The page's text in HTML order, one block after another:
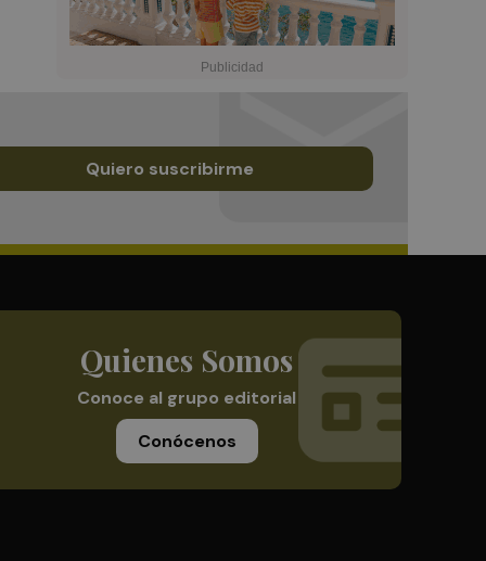
Quiero suscribirme
Quienes Somos
Conoce al grupo editorial
Conócenos